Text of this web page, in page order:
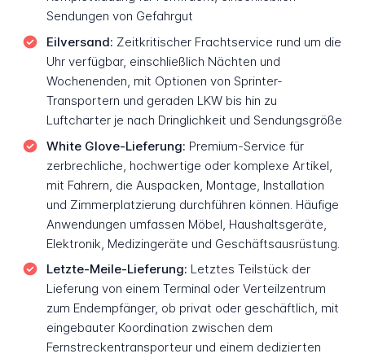
Sendungen von Gefahrgut
Eilversand: Zeitkritischer Frachtservice rund um die
Uhr verfügbar, einschließlich Nächten und
Wochenenden, mit Optionen von Sprinter-
Transportern und geraden LKW bis hin zu
Luftcharter je nach Dringlichkeit und Sendungsgröße
White Glove-Lieferung: Premium-Service für
zerbrechliche, hochwertige oder komplexe Artikel,
mit Fahrern, die Auspacken, Montage, Installation
und Zimmerplatzierung durchführen können. Häufige
Anwendungen umfassen Möbel, Haushaltsgeräte,
Elektronik, Medizingeräte und Geschäftsausrüstung.
Letzte-Meile-Lieferung: Letztes Teilstück der
Lieferung von einem Terminal oder Verteilzentrum
zum Endempfänger, ob privat oder geschäftlich, mit
eingebauter Koordination zwischen dem
Fernstreckentransporteur und einem dedizierten